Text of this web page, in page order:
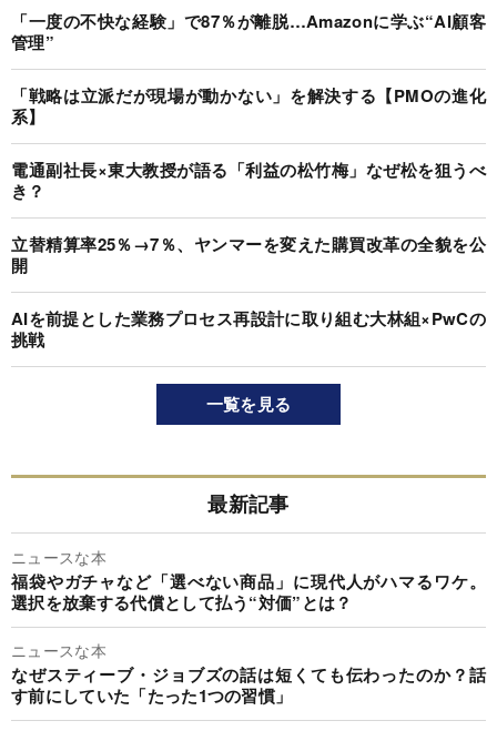
「一度の不快な経験」で87％が離脱…Amazonに学ぶ“AI顧客
管理”
「戦略は立派だが現場が動かない」を解決する【PMOの進化
系】
電通副社長×東大教授が語る「利益の松竹梅」なぜ松を狙うべ
き？
立替精算率25％→7％、ヤンマーを変えた購買改革の全貌を公
開
AIを前提とした業務プロセス再設計に取り組む大林組×PwCの
挑戦
一覧を見る
最新記事
ニュースな本
福袋やガチャなど「選べない商品」に現代人がハマるワケ。
選択を放棄する代償として払う“対価”とは？
ニュースな本
なぜスティーブ・ジョブズの話は短くても伝わったのか？話
す前にしていた「たった1つの習慣」